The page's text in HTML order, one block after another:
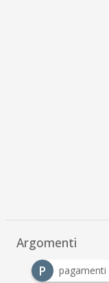
Argomenti
P pagamenti